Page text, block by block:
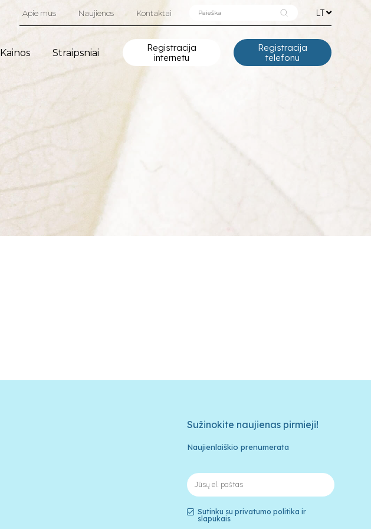
Apie mus Naujienos Kontaktai LT
Kainos Straipsniai
Registracija
internetu
Registracija
telefonu
Sužinokite naujienas pirmieji!
Naujienlaiškio prenumerata
Sutinku su privatumo politika ir
slapukais